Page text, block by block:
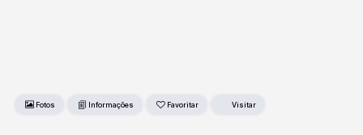
Fotos Favoritar